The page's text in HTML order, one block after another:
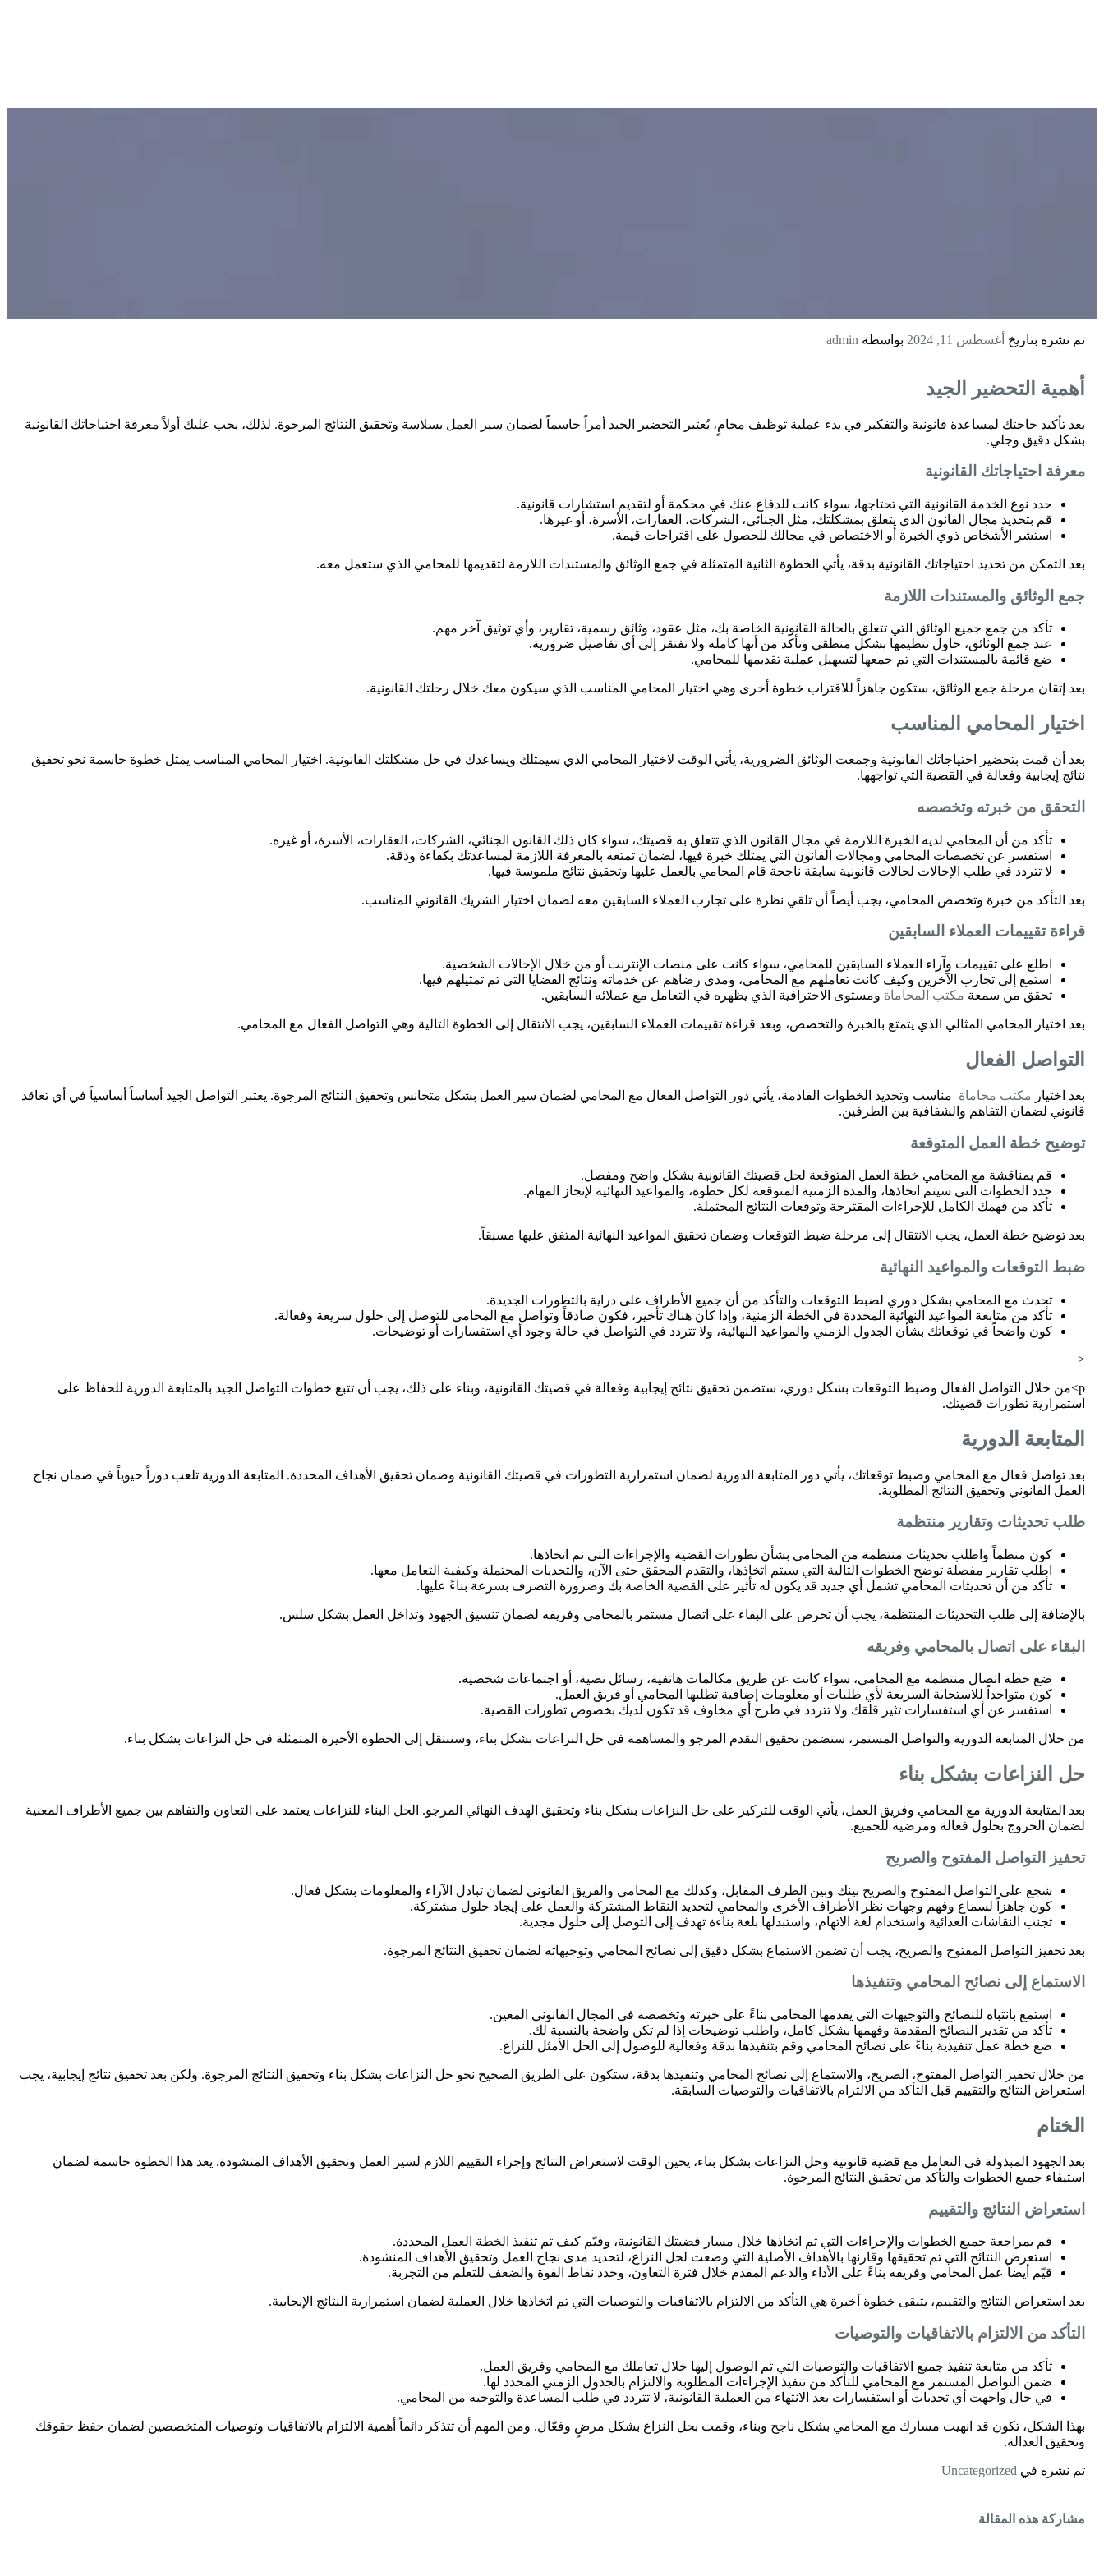
تم نشره بتاريخ أغسطس 11, 2024 بواسطة admin
أهمية التحضير الجيد
بعد تأكيد حاجتك لمساعدة قانونية والتفكير في بدء عملية توظيف محامٍ، يُعتبر التحضير الجيد أمراً حاسماً لضمان سير العمل بسلاسة وتحقيق النتائج المرجوة. لذلك، يجب عليك أولاً معرفة احتياجاتك القانونية
بشكل دقيق وجلي.
معرفة احتياجاتك القانونية
حدد نوع الخدمة القانونية التي تحتاجها، سواء كانت للدفاع عنك في محكمة أو لتقديم استشارات قانونية.
قم بتحديد مجال القانون الذي يتعلق بمشكلتك، مثل الجنائي، الشركات، العقارات، الأسرة، أو غيرها.
استشر الأشخاص ذوي الخبرة أو الاختصاص في مجالك للحصول على اقتراحات قيمة.
بعد التمكن من تحديد احتياجاتك القانونية بدقة، يأتي الخطوة الثانية المتمثلة في جمع الوثائق والمستندات اللازمة لتقديمها للمحامي الذي ستعمل معه.
جمع الوثائق والمستندات اللازمة
تأكد من جمع جميع الوثائق التي تتعلق بالحالة القانونية الخاصة بك، مثل عقود، وثائق رسمية، تقارير، وأي توثيق آخر مهم.
عند جمع الوثائق، حاول تنظيمها بشكل منطقي وتأكد من أنها كاملة ولا تفتقر إلى أي تفاصيل ضرورية.
ضع قائمة بالمستندات التي تم جمعها لتسهيل عملية تقديمها للمحامي.
بعد إتقان مرحلة جمع الوثائق، ستكون جاهزاً للاقتراب خطوة أخرى وهي اختيار المحامي المناسب الذي سيكون معك خلال رحلتك القانونية.
اختيار المحامي المناسب
بعد أن قمت بتحضير احتياجاتك القانونية وجمعت الوثائق الضرورية، يأتي الوقت لاختيار المحامي الذي سيمثلك ويساعدك في حل مشكلتك القانونية. اختيار المحامي المناسب يمثل خطوة حاسمة نحو تحقيق
نتائج إيجابية وفعالة في القضية التي تواجهها.
التحقق من خبرته وتخصصه
تأكد من أن المحامي لديه الخبرة اللازمة في مجال القانون الذي تتعلق به قضيتك، سواء كان ذلك القانون الجنائي، الشركات، العقارات، الأسرة، أو غيره.
استفسر عن تخصصات المحامي ومجالات القانون التي يمتلك خبرة فيها، لضمان تمتعه بالمعرفة اللازمة لمساعدتك بكفاءة ودقة.
لا تتردد في طلب الإحالات لحالات قانونية سابقة ناجحة قام المحامي بالعمل عليها وتحقيق نتائج ملموسة فيها.
بعد التأكد من خبرة وتخصص المحامي، يجب أيضاً أن تلقي نظرة على تجارب العملاء السابقين معه لضمان اختيار الشريك القانوني المناسب.
قراءة تقييمات العملاء السابقين
اطلع على تقييمات وآراء العملاء السابقين للمحامي، سواء كانت على منصات الإنترنت أو من خلال الإحالات الشخصية.
استمع إلى تجارب الآخرين وكيف كانت تعاملهم مع المحامي، ومدى رضاهم عن خدماته ونتائج القضايا التي تم تمثيلهم فيها.
تحقق من سمعة مكتب المحاماة ومستوى الاحترافية الذي يظهره في التعامل مع عملائه السابقين.
بعد اختيار المحامي المثالي الذي يتمتع بالخبرة والتخصص، وبعد قراءة تقييمات العملاء السابقين، يجب الانتقال إلى الخطوة التالية وهي التواصل الفعال مع المحامي.
التواصل الفعال
بعد اختيار مكتب محاماة مناسب وتحديد الخطوات القادمة، يأتي دور التواصل الفعال مع المحامي لضمان سير العمل بشكل متجانس وتحقيق النتائج المرجوة. يعتبر التواصل الجيد أساساً أساسياً في أي تعاقد
قانوني لضمان التفاهم والشفافية بين الطرفين.
توضيح خطة العمل المتوقعة
قم بمناقشة مع المحامي خطة العمل المتوقعة لحل قضيتك القانونية بشكل واضح ومفصل.
حدد الخطوات التي سيتم اتخاذها، والمدة الزمنية المتوقعة لكل خطوة، والمواعيد النهائية لإنجاز المهام.
تأكد من فهمك الكامل للإجراءات المقترحة وتوقعات النتائج المحتملة.
بعد توضيح خطة العمل، يجب الانتقال إلى مرحلة ضبط التوقعات وضمان تحقيق المواعيد النهائية المتفق عليها مسبقاً.
ضبط التوقعات والمواعيد النهائية
تحدث مع المحامي بشكل دوري لضبط التوقعات والتأكد من أن جميع الأطراف على دراية بالتطورات الجديدة.
تأكد من متابعة المواعيد النهائية المحددة في الخطة الزمنية، وإذا كان هناك تأخير، فكون صادقاً وتواصل مع المحامي للتوصل إلى حلول سريعة وفعالة.
كون واضحاً في توقعاتك بشأن الجدول الزمني والمواعيد النهائية، ولا تتردد في التواصل في حالة وجود أي استفسارات أو توضيحات.
<
p>من خلال التواصل الفعال وضبط التوقعات بشكل دوري، ستضمن تحقيق نتائج إيجابية وفعالة في قضيتك القانونية، وبناء على ذلك، يجب أن تتبع خطوات التواصل الجيد بالمتابعة الدورية للحفاظ على
استمرارية تطورات قضيتك.
المتابعة الدورية
بعد تواصل فعال مع المحامي وضبط توقعاتك، يأتي دور المتابعة الدورية لضمان استمرارية التطورات في قضيتك القانونية وضمان تحقيق الأهداف المحددة. المتابعة الدورية تلعب دوراً حيوياً في ضمان نجاح
العمل القانوني وتحقيق النتائج المطلوبة.
طلب تحديثات وتقارير منتظمة
كون منظماً واطلب تحديثات منتظمة من المحامي بشأن تطورات القضية والإجراءات التي تم اتخاذها.
اطلب تقارير مفصلة توضح الخطوات التالية التي سيتم اتخاذها، والتقدم المحقق حتى الآن، والتحديات المحتملة وكيفية التعامل معها.
تأكد من أن تحديثات المحامي تشمل أي جديد قد يكون له تأثير على القضية الخاصة بك وضرورة التصرف بسرعة بناءً عليها.
بالإضافة إلى طلب التحديثات المنتظمة، يجب أن تحرص على البقاء على اتصال مستمر بالمحامي وفريقه لضمان تنسيق الجهود وتداخل العمل بشكل سلس.
البقاء على اتصال بالمحامي وفريقه
ضع خطة اتصال منتظمة مع المحامي، سواء كانت عن طريق مكالمات هاتفية، رسائل نصية، أو اجتماعات شخصية.
كون متواجداً للاستجابة السريعة لأي طلبات أو معلومات إضافية تطلبها المحامي أو فريق العمل.
استفسر عن أي استفسارات تثير قلقك ولا تتردد في طرح أي مخاوف قد تكون لديك بخصوص تطورات القضية.
من خلال المتابعة الدورية والتواصل المستمر، ستضمن تحقيق التقدم المرجو والمساهمة في حل النزاعات بشكل بناء، وسننتقل إلى الخطوة الأخيرة المتمثلة في حل النزاعات بشكل بناء.
حل النزاعات بشكل بناء
بعد المتابعة الدورية مع المحامي وفريق العمل، يأتي الوقت للتركيز على حل النزاعات بشكل بناء وتحقيق الهدف النهائي المرجو. الحل البناء للنزاعات يعتمد على التعاون والتفاهم بين جميع الأطراف المعنية
لضمان الخروج بحلول فعالة ومرضية للجميع.
تحفيز التواصل المفتوح والصريح
شجع على التواصل المفتوح والصريح بينك وبين الطرف المقابل، وكذلك مع المحامي والفريق القانوني لضمان تبادل الآراء والمعلومات بشكل فعال.
كون جاهزاً لسماع وفهم وجهات نظر الأطراف الأخرى والمحامي لتحديد النقاط المشتركة والعمل على إيجاد حلول مشتركة.
تجنب النقاشات العدائية واستخدام لغة الاتهام، واستبدلها بلغة بناءة تهدف إلى التوصل إلى حلول مجدية.
بعد تحفيز التواصل المفتوح والصريح، يجب أن تضمن الاستماع بشكل دقيق إلى نصائح المحامي وتوجيهاته لضمان تحقيق النتائج المرجوة.
الاستماع إلى نصائح المحامي وتنفيذها
استمع بانتباه للنصائح والتوجيهات التي يقدمها المحامي بناءً على خبرته وتخصصه في المجال القانوني المعين.
تأكد من تقدير النصائح المقدمة وفهمها بشكل كامل، واطلب توضيحات إذا لم تكن واضحة بالنسبة لك.
ضع خطة عمل تنفيذية بناءً على نصائح المحامي وقم بتنفيذها بدقة وفعالية للوصول إلى الحل الأمثل للنزاع.
من خلال تحفيز التواصل المفتوح، الصريح، والاستماع إلى نصائح المحامي وتنفيذها بدقة، ستكون على الطريق الصحيح نحو حل النزاعات بشكل بناء وتحقيق النتائج المرجوة. ولكن بعد تحقيق نتائج إيجابية، يجب
استعراض النتائج والتقييم قبل التأكد من الالتزام بالاتفاقيات والتوصيات السابقة.
الختام
بعد الجهود المبذولة في التعامل مع قضية قانونية وحل النزاعات بشكل بناء، يحين الوقت لاستعراض النتائج وإجراء التقييم اللازم لسير العمل وتحقيق الأهداف المنشودة. يعد هذا الخطوة حاسمة لضمان
استيفاء جميع الخطوات والتأكد من تحقيق النتائج المرجوة.
استعراض النتائج والتقييم
قم بمراجعة جميع الخطوات والإجراءات التي تم اتخاذها خلال مسار قضيتك القانونية، وقيّم كيف تم تنفيذ الخطة العمل المحددة.
استعرض النتائج التي تم تحقيقها وقارنها بالأهداف الأصلية التي وضعت لحل النزاع، لتحديد مدى نجاح العمل وتحقيق الأهداف المنشودة.
قيّم أيضاً عمل المحامي وفريقه بناءً على الأداء والدعم المقدم خلال فترة التعاون، وحدد نقاط القوة والضعف للتعلم من التجربة.
بعد استعراض النتائج والتقييم، يتبقى خطوة أخيرة هي التأكد من الالتزام بالاتفاقيات والتوصيات التي تم اتخاذها خلال العملية لضمان استمرارية النتائج الإيجابية.
التأكد من الالتزام بالاتفاقيات والتوصيات
تأكد من متابعة تنفيذ جميع الاتفاقيات والتوصيات التي تم الوصول إليها خلال تعاملك مع المحامي وفريق العمل.
ضمن التواصل المستمر مع المحامي للتأكد من تنفيذ الإجراءات المطلوبة والالتزام بالجدول الزمني المحدد لها.
في حال واجهت أي تحديات أو استفسارات بعد الانتهاء من العملية القانونية، لا تتردد في طلب المساعدة والتوجيه من المحامي.
بهذا الشكل، تكون قد انهيت مسارك مع المحامي بشكل ناجح وبناء، وقمت بحل النزاع بشكل مرضٍ وفعّال. ومن المهم أن تتذكر دائماً أهمية الالتزام بالاتفاقيات وتوصيات المتخصصين لضمان حفظ حقوقك
وتحقيق العدالة.
تم نشره في Uncategorized
مشاركة هذه المقالة